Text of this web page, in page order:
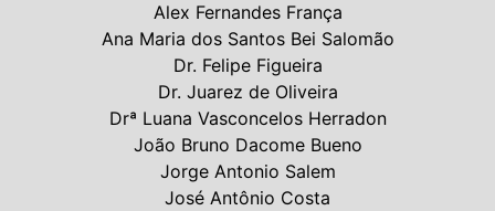
Alex Fernandes França
Ana Maria dos Santos Bei Salomão
Dr. Felipe Figueira
Dr. Juarez de Oliveira
Drª Luana Vasconcelos Herradon
João Bruno Dacome Bueno
Jorge Antonio Salem
José Antônio Costa